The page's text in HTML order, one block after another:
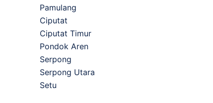
Pamulang
Ciputat
Ciputat Timur
Pondok Aren
Serpong
Serpong Utara
Setu